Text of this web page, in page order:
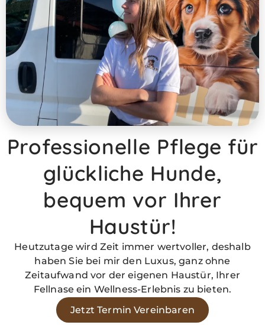
Professionelle Pflege für
glückliche Hunde,
bequem vor Ihrer
Haustür!
Heutzutage wird Zeit immer wertvoller, deshalb
haben Sie bei mir den Luxus, ganz ohne
Zeitaufwand vor der eigenen Haustür, Ihrer
Fellnase ein Wellness-Erlebnis zu bieten.
Jetzt Termin Vereinbaren